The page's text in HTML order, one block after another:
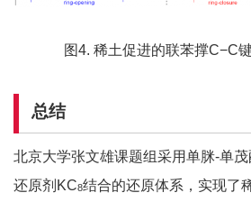
图4. 稀土促进的联苯撑C−C
总结
北京大学张文雄课题组采用单脒-单
还原剂KC8结合的还原体系，实现了